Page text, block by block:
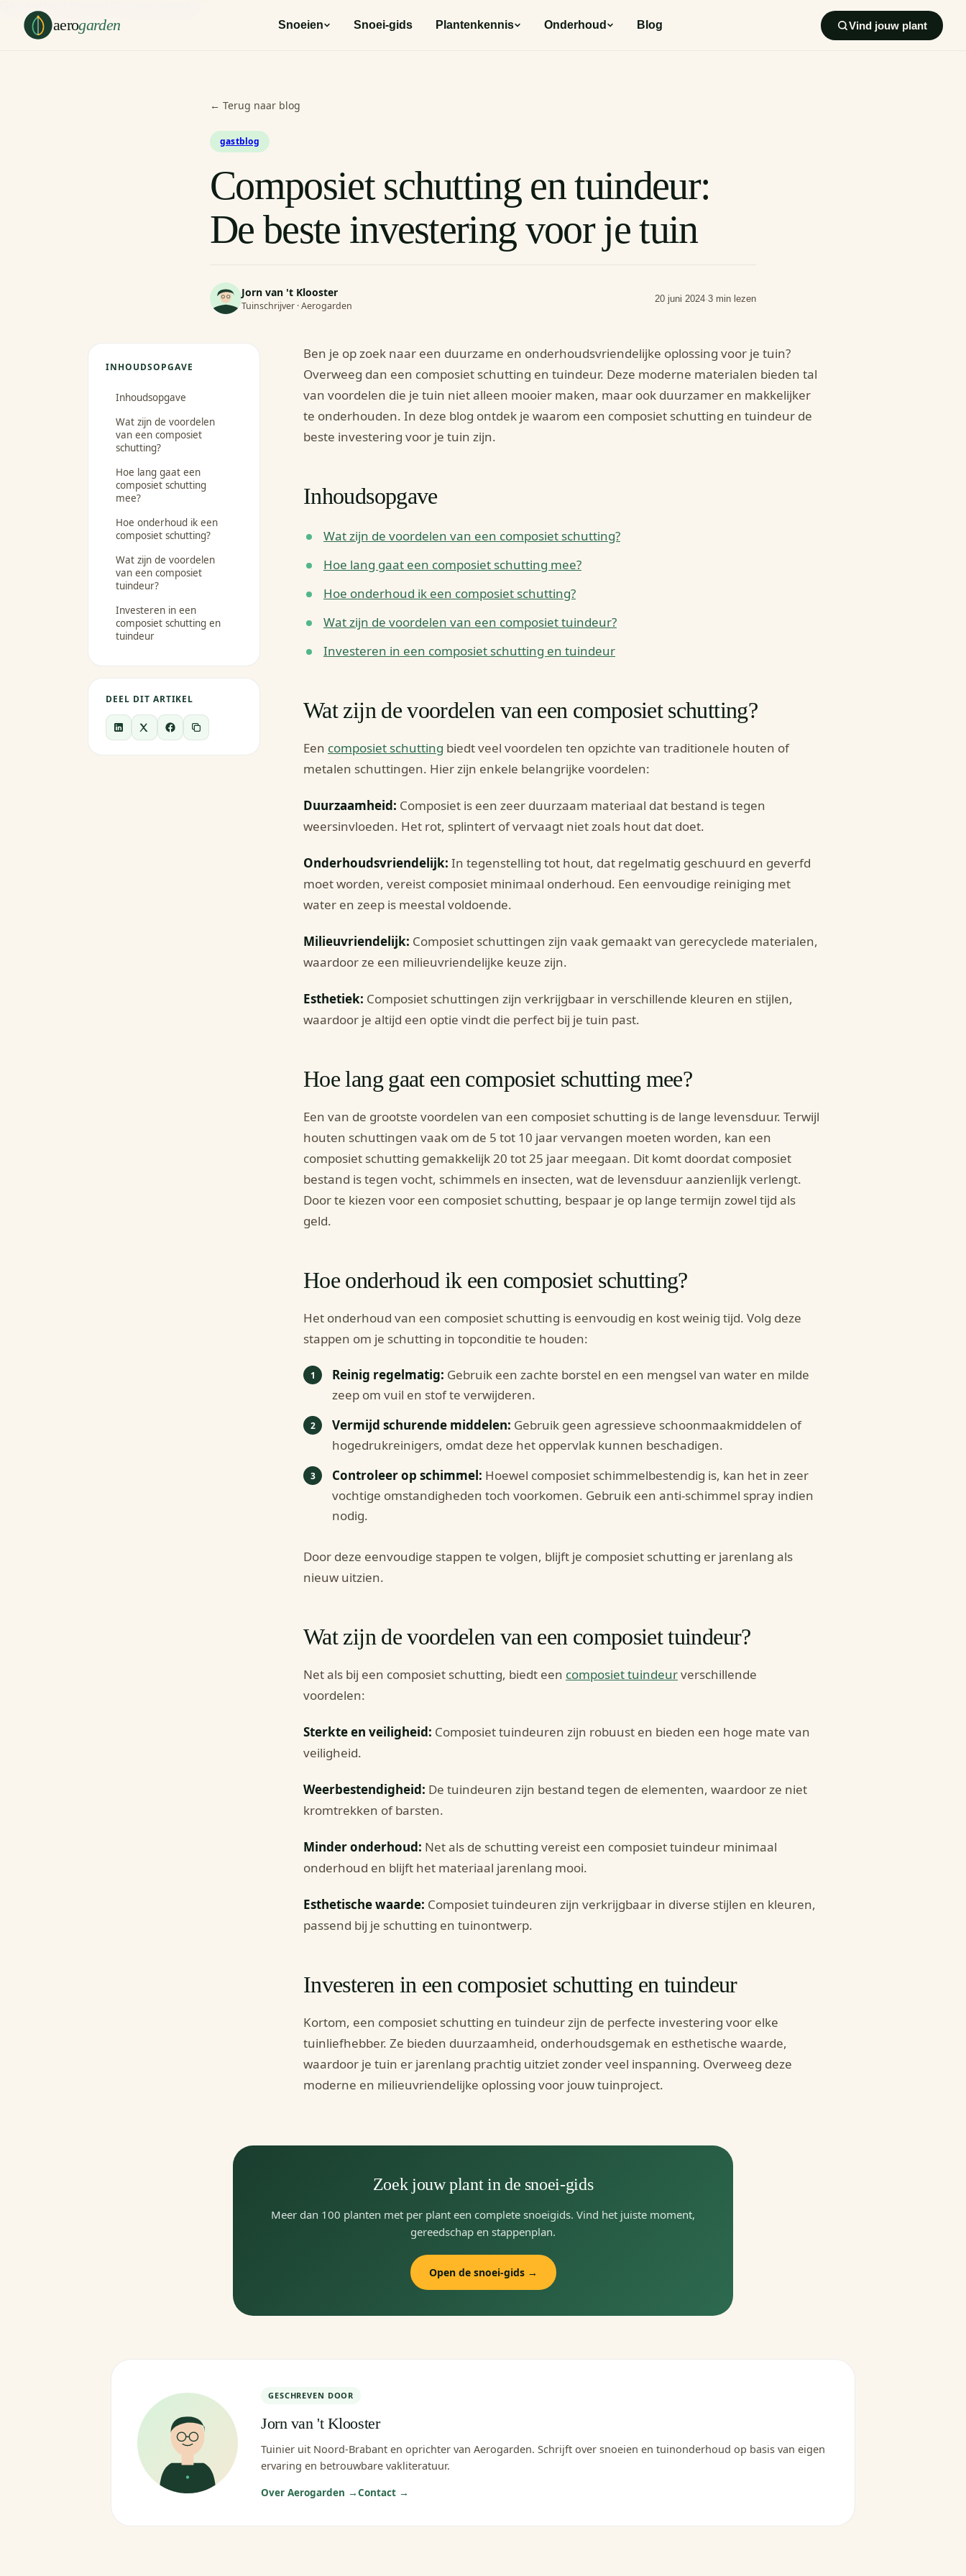
aerogarden Snoeien Snoei-gids Plantenkennis Onderhoud Blog Vind jouw plant
← Terug naar blog
gastblog
Composiet schutting en tuindeur:
De beste investering voor je tuin
Jorn van 't Klooster
Tuinschrijver · Aerogarden
20 juni 2024·3 min lezen
INHOUDSOPGAVE
Inhoudsopgave
Wat zijn de voordelen
van een composiet
schutting?
Hoe lang gaat een
composiet schutting
mee?
Hoe onderhoud ik een
composiet schutting?
Wat zijn de voordelen
van een composiet
tuindeur?
Investeren in een
composiet schutting en
tuindeur
DEEL DIT ARTIKEL
Ben je op zoek naar een duurzame en onderhoudsvriendelijke oplossing voor je tuin?
Overweeg dan een composiet schutting en tuindeur. Deze moderne materialen bieden tal
van voordelen die je tuin niet alleen mooier maken, maar ook duurzamer en makkelijker
te onderhouden. In deze blog ontdek je waarom een composiet schutting en tuindeur de
beste investering voor je tuin zijn.
Inhoudsopgave
Wat zijn de voordelen van een composiet schutting?
Hoe lang gaat een composiet schutting mee?
Hoe onderhoud ik een composiet schutting?
Wat zijn de voordelen van een composiet tuindeur?
Investeren in een composiet schutting en tuindeur
Wat zijn de voordelen van een composiet schutting?
Een composiet schutting biedt veel voordelen ten opzichte van traditionele houten of
metalen schuttingen. Hier zijn enkele belangrijke voordelen:
Duurzaamheid: Composiet is een zeer duurzaam materiaal dat bestand is tegen
weersinvloeden. Het rot, splintert of vervaagt niet zoals hout dat doet.
Onderhoudsvriendelijk: In tegenstelling tot hout, dat regelmatig geschuurd en geverfd
moet worden, vereist composiet minimaal onderhoud. Een eenvoudige reiniging met
water en zeep is meestal voldoende.
Milieuvriendelijk: Composiet schuttingen zijn vaak gemaakt van gerecyclede materialen,
waardoor ze een milieuvriendelijke keuze zijn.
Esthetiek: Composiet schuttingen zijn verkrijgbaar in verschillende kleuren en stijlen,
waardoor je altijd een optie vindt die perfect bij je tuin past.
Hoe lang gaat een composiet schutting mee?
Een van de grootste voordelen van een composiet schutting is de lange levensduur. Terwijl
houten schuttingen vaak om de 5 tot 10 jaar vervangen moeten worden, kan een
composiet schutting gemakkelijk 20 tot 25 jaar meegaan. Dit komt doordat composiet
bestand is tegen vocht, schimmels en insecten, wat de levensduur aanzienlijk verlengt.
Door te kiezen voor een composiet schutting, bespaar je op lange termijn zowel tijd als
geld.
Hoe onderhoud ik een composiet schutting?
Het onderhoud van een composiet schutting is eenvoudig en kost weinig tijd. Volg deze
stappen om je schutting in topconditie te houden:
Reinig regelmatig: Gebruik een zachte borstel en een mengsel van water en milde
zeep om vuil en stof te verwijderen.
Vermijd schurende middelen: Gebruik geen agressieve schoonmaakmiddelen of
hogedrukreinigers, omdat deze het oppervlak kunnen beschadigen.
Controleer op schimmel: Hoewel composiet schimmelbestendig is, kan het in zeer
vochtige omstandigheden toch voorkomen. Gebruik een anti-schimmel spray indien
nodig.
Door deze eenvoudige stappen te volgen, blijft je composiet schutting er jarenlang als
nieuw uitzien.
Wat zijn de voordelen van een composiet tuindeur?
Net als bij een composiet schutting, biedt een composiet tuindeurverschillende
voordelen:
Sterkte en veiligheid: Composiet tuindeuren zijn robuust en bieden een hoge mate van
veiligheid.
Weerbestendigheid: De tuindeuren zijn bestand tegen de elementen, waardoor ze niet
kromtrekken of barsten.
Minder onderhoud: Net als de schutting vereist een composiet tuindeur minimaal
onderhoud en blijft het materiaal jarenlang mooi.
Esthetische waarde: Composiet tuindeuren zijn verkrijgbaar in diverse stijlen en kleuren,
passend bij je schutting en tuinontwerp.
Investeren in een composiet schutting en tuindeur
Kortom, een composiet schutting en tuindeur zijn de perfecte investering voor elke
tuinliefhebber. Ze bieden duurzaamheid, onderhoudsgemak en esthetische waarde,
waardoor je tuin er jarenlang prachtig uitziet zonder veel inspanning. Overweeg deze
moderne en milieuvriendelijke oplossing voor jouw tuinproject.
Zoek jouw plant in de snoei-gids
Meer dan 100 planten met per plant een complete snoeigids. Vind het juiste moment,
gereedschap en stappenplan.
Open de snoei-gids →
GESCHREVEN DOOR
Jorn van 't Klooster
Tuinier uit Noord-Brabant en oprichter van Aerogarden. Schrijft over snoeien en tuinonderhoud op basis van eigen
ervaring en betrouwbare vakliteratuur.
Over Aerogarden →Contact →